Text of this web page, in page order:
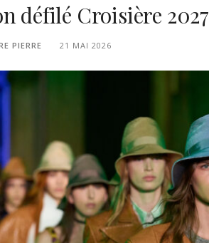
défilé Croisière 2027
PIERRE 21 MAI 2026